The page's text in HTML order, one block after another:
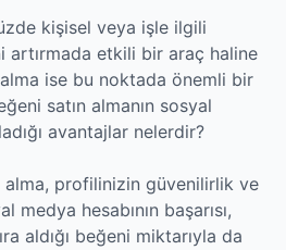
kişisel veya işle ilgili
artırmada etkili bir araç haline
ise bu noktada önemli bir
satın almanın sosyal
avantajlar nelerdir?
alma, profilinizin güvenilirlik ve
medya hesabının başarısı,
aldığı beğeni miktarıyla da